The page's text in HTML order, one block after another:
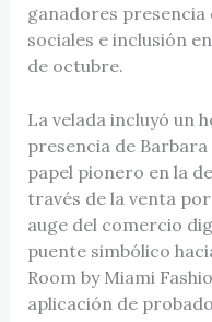
ganadores
sociales e inclusión
de octubre.
La velada incluyó un
presencia de
papel pionero en la
través de la venta
auge del comercio
puente simbólico
Room by Miami
aplicación de